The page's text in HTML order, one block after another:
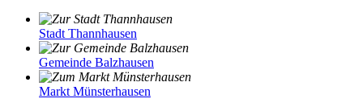
Stadt Thannhausen
Gemeinde Balzhausen
Markt Münsterhausen